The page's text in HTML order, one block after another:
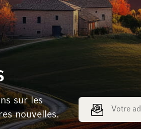
sur les
nouvelles.
Adresse e-mail